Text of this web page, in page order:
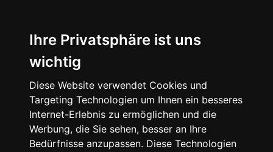
Ihre Privatsphäre ist uns
wichtig
Diese Website verwendet Cookies und
Targeting Technologien um Ihnen ein besseres
Internet-Erlebnis zu ermöglichen und die
Werbung, die Sie sehen, besser an Ihre
Bedürfnisse anzupassen. Diese Technologien